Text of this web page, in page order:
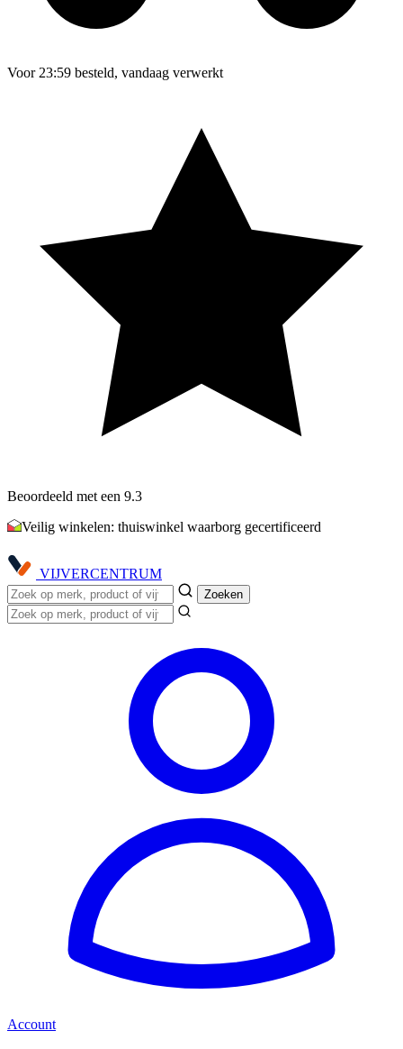
Voor 23:59 besteld, vandaag verwerkt
Beoordeeld met een 9.3
Veilig winkelen: thuiswinkel waarborg gecertificeerd
VIJVERCENTRUM
Zoeken
Account